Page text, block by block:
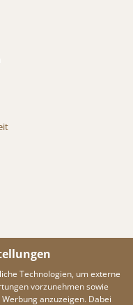
Technologien, um externe
vorzunehmen sowie
anzuzeigen. Dabei